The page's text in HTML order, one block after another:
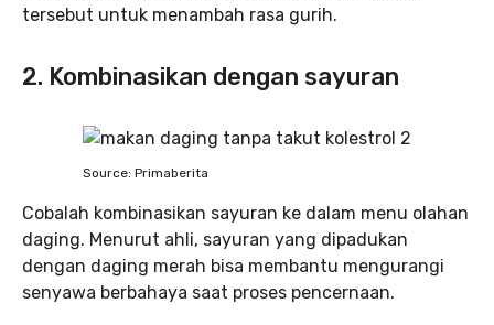
tersebut untuk menambah rasa gurih.
2. Kombinasikan dengan sayuran
Source: Primaberita
Cobalah kombinasikan sayuran ke dalam menu olahan
daging. Menurut ahli, sayuran yang dipadukan
dengan daging merah bisa membantu mengurangi
senyawa berbahaya saat proses pencernaan.